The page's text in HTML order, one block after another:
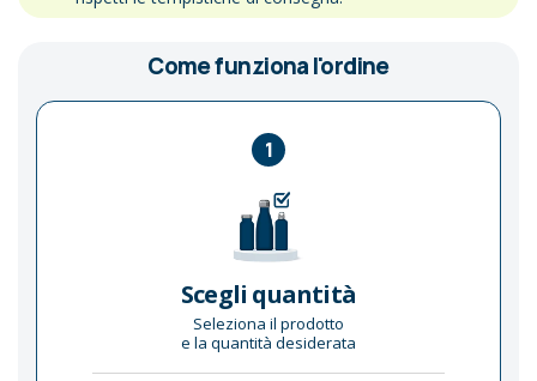
Come funziona l'ordine
1
Scegli quantità
Seleziona il prodotto
e la quantità desiderata